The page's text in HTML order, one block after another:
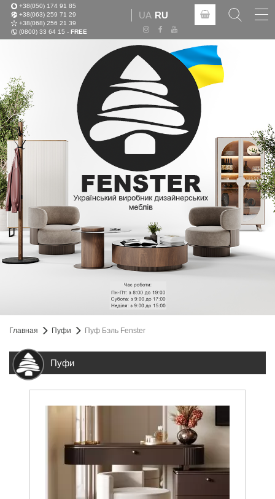
+38(050) 174 91 85
+38(063) 259 71 29
+38(068) 256 21 39
(0800) 33 64 15 - FREE
UA RU
Главная Пуфи Пуф Бэль Fenster
Пуфи